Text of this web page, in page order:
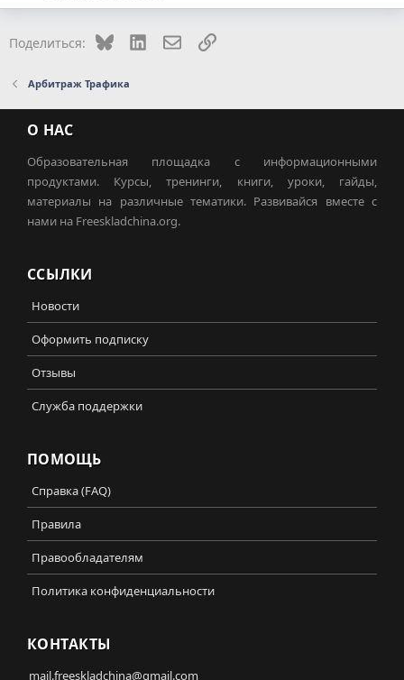
Поделиться: Bluesky LinkedInЭлектронная почта
Ссылка
Арбитраж Трафика
О НАС
Образовательная площадка с информационными
продуктами. Курсы, тренинги, книги, уроки, гайды,
материалы на различные тематики. Развивайся вместе с
нами на Freeskladchina.org.
ССЫЛКИ
Новости
Оформить подписку
Отзывы
Служба поддержки
ПОМОЩЬ
Справка (FAQ)
Правила
Правообладателям
Политика конфиденциальности
КОНТАКТЫ
mail.freeskladchina@gmail.com